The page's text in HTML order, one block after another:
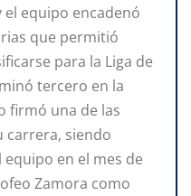
equipo encadenó
que permitió
para la Liga de
tercero en la
firmó una de las
carrera, siendo
en el mes de
Zamora como